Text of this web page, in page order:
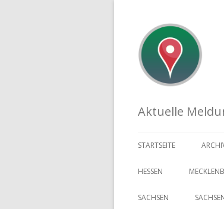
Aktuelle
STARTSEITE
HESSEN
SACHSEN